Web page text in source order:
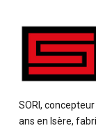
SORI,
ans en Isère,